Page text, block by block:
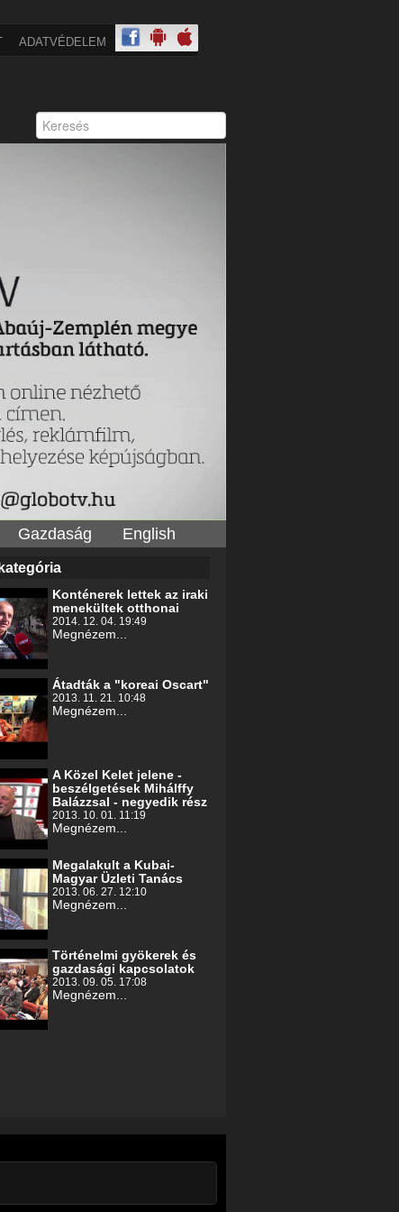
ADATVÉDELEM
Gazdaság English
Konténerek lettek az iraki
menekültek otthonai
2014. 12. 04. 19:49
Megnézem...
Átadták a "koreai Oscart"
2013. 11. 21. 10:48
Megnézem...
A Közel Kelet jelene -
beszélgetések Mihálffy
Balázzsal - negyedik rész
2013. 10. 01. 11:19
Megnézem...
Megalakult a Kubai-
Magyar Üzleti Tanács
2013. 06. 27. 12:10
Megnézem...
Történelmi gyökerek és
gazdasági kapcsolatok
2013. 09. 05. 17:08
Megnézem...